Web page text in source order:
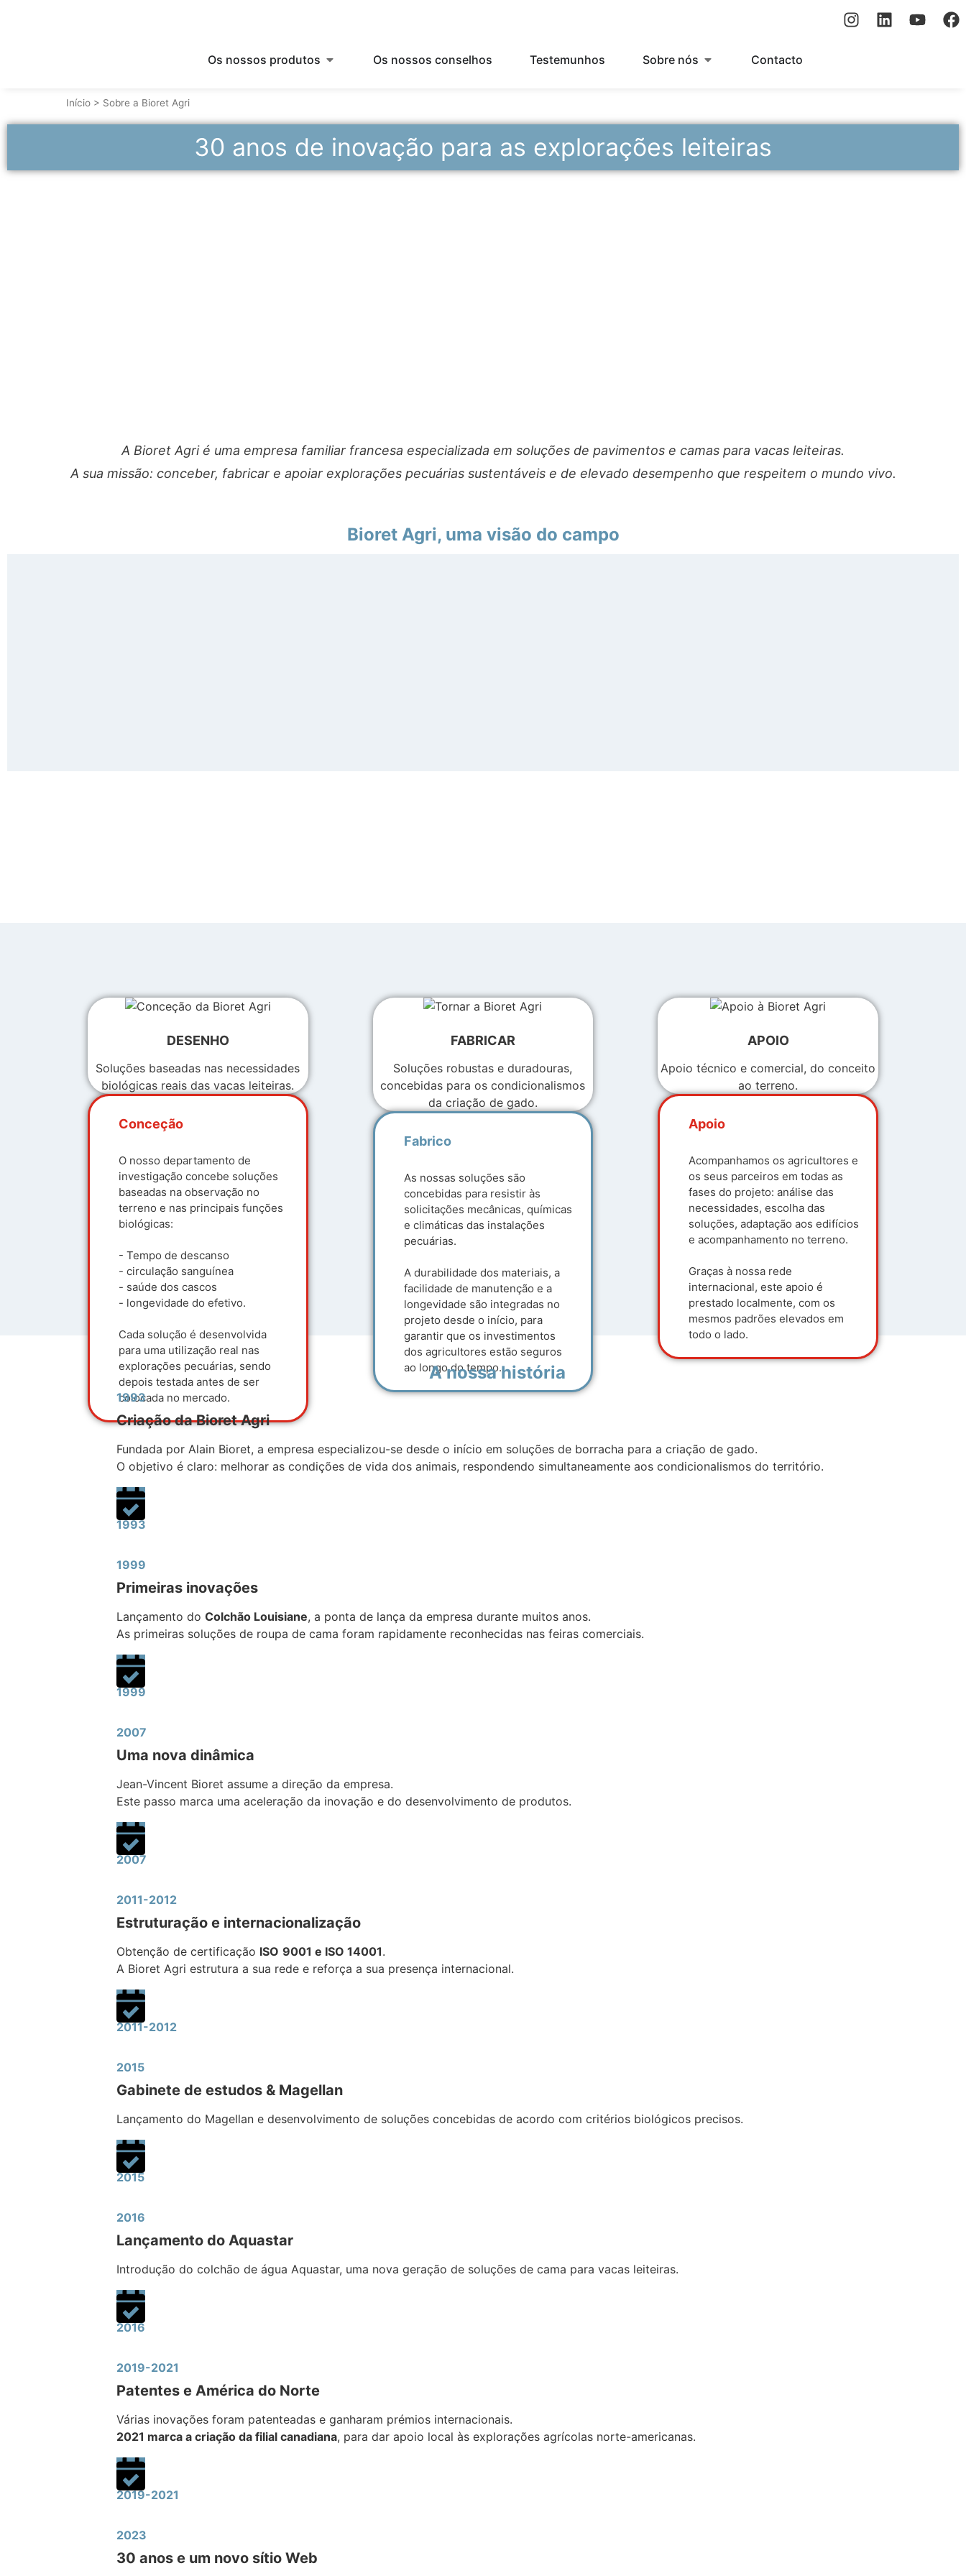
Os nossos produtos Os nossos conselhos Testemunhos Sobre nós Contacto
Início > Sobre a Bioret Agri
30 anos de inovação para as explorações leiteiras
A Bioret Agri é uma empresa familiar francesa especializada em soluções de pavimentos e camas para vacas leiteiras.
A sua missão: conceber, fabricar e apoiar explorações pecuárias sustentáveis e de elevado desempenho que respeitem o mundo vivo.
Bioret Agri, uma visão do campo
DESENHO
Soluções baseadas nas necessidades
biológicas reais das vacas leiteiras.
Conceção
O nosso departamento de
investigação concebe soluções
baseadas na observação no
terreno e nas principais funções
biológicas:
- Tempo de descanso
- circulação sanguínea
- saúde dos cascos
- longevidade do efetivo.
Cada solução é desenvolvida
para uma utilização real nas
explorações pecuárias, sendo
depois testada antes de ser
colocada no mercado.
FABRICAR
Soluções robustas e duradouras,
concebidas para os condicionalismos
da criação de gado.
Fabrico
As nossas soluções são
concebidas para resistir às
solicitações mecânicas, químicas
e climáticas das instalações
pecuárias.
A durabilidade dos materiais, a
facilidade de manutenção e a
longevidade são integradas no
projeto desde o início, para
garantir que os investimentos
dos agricultores estão seguros
ao longo do tempo.
APOIO
Apoio técnico e comercial, do conceito
ao terreno.
Apoio
Acompanhamos os agricultores e
os seus parceiros em todas as
fases do projeto: análise das
necessidades, escolha das
soluções, adaptação aos edifícios
e acompanhamento no terreno.
Graças à nossa rede
internacional, este apoio é
prestado localmente, com os
mesmos padrões elevados em
todo o lado.
A nossa história
1993
Criação da Bioret Agri
Fundada por Alain Bioret, a empresa especializou-se desde o início em soluções de borracha para a criação de gado.
O objetivo é claro: melhorar as condições de vida dos animais, respondendo simultaneamente aos condicionalismos do território.
1993
1999
Primeiras inovações
Lançamento doColchão Louisiane, a ponta de lança da empresa durante muitos anos.
As primeiras soluções de roupa de cama foram rapidamente reconhecidas nas feiras comerciais.
1999
2007
Uma nova dinâmica
Jean-Vincent Bioret assume a direção da empresa.
Este passo marca uma aceleração da inovação e do desenvolvimento de produtos.
2007
2011-2012
Estruturação e internacionalização
Obtenção de certificação ISO 9001 e ISO 14001.
A Bioret Agri estrutura a sua rede e reforça a sua presença internacional.
2011-2012
2015
Gabinete de estudos & Magellan
Lançamento do Magellan e desenvolvimento de soluções concebidas de acordo com critérios biológicos precisos.
2015
2016
Lançamento do Aquastar
Introdução do colchão de água Aquastar, uma nova geração de soluções de cama para vacas leiteiras.
2016
2019-2021
Patentes e América do Norte
Várias inovações foram patenteadas e ganharam prémios internacionais.
2021 marca a criação da filial canadiana, para dar apoio local às explorações agrícolas norte-americanas.
2019-2021
2023
30 anos e um novo sítio Web